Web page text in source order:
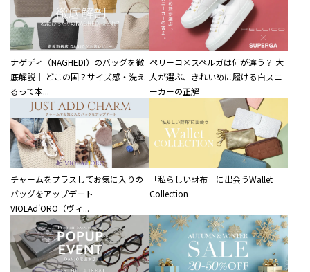
ナゲディ（NAGHEDI）のバッグを徹
底解説｜ どこの国？サイズ感・洗え
るって本...
ペリーコ×スペルガは何が違う？ 大
人が選ぶ、きれいめに履ける白スニ
ーカーの正解
チャームをプラスしてお気に入りの
バッグをアップデート｜
VIOLAd'ORO（ヴィ...
「私らしい財布」に出会うWallet
Collection